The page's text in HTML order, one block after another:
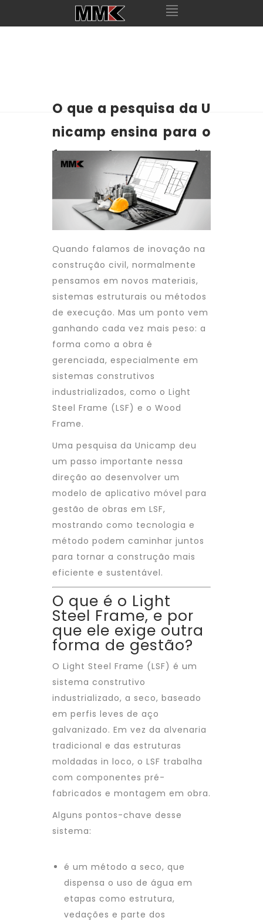
O que a pesquisa da U
nicamp ensina para o
futuro da construção
Quando falamos de inovação na
construção civil, normalmente
pensamos em novos materiais,
sistemas estruturais ou métodos
de execução. Mas um ponto vem
ganhando cada vez mais peso: a
forma como a obra é
gerenciada, especialmente em
sistemas construtivos
industrializados, como o Light
Steel Frame (LSF) e o Wood
Frame.
Uma pesquisa da Unicamp deu
um passo importante nessa
direção ao desenvolver um
modelo de aplicativo móvel para
gestão de obras em LSF,
mostrando como tecnologia e
método podem caminhar juntos
para tornar a construção mais
eficiente e sustentável.
O que é o Light
Steel Frame, e por
que ele exige outra
forma de gestão?
O Light Steel Frame (LSF) é um
sistema construtivo
industrializado, a seco, baseado
em perfis leves de aço
galvanizado. Em vez da alvenaria
tradicional e das estruturas
moldadas in loco, o LSF trabalha
com componentes pré-
fabricados e montagem em obra.
Alguns pontos-chave desse
sistema:
é um método a seco, que
dispensa o uso de água em
etapas como estrutura,
vedações e parte dos